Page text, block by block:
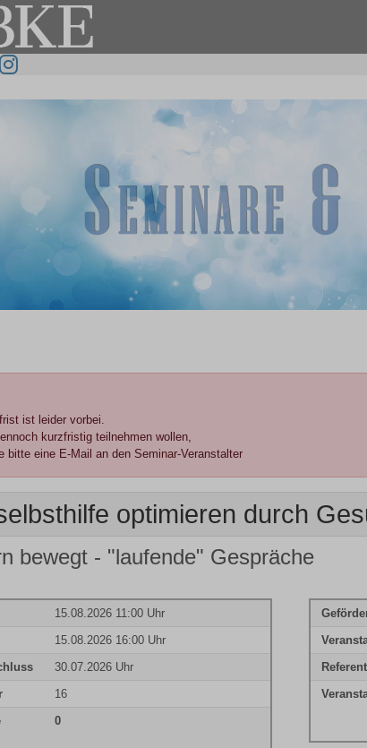
ist leider vorbei.
kurzfristig teilnehmen wollen,
bitte eine E-Mail an den Seminar-Veranstalter
optimieren durch
bewegt - "laufende" Gespräche
15.08.2026 11:00 Uhr
15.08.2026 16:00 Uhr
30.07.2026 Uhr
16
0